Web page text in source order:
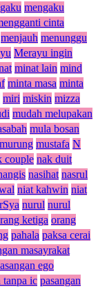
mengaku
cinta
menjauh menunggu
Merayu ingin
minat lain mind
minta masa minta
miri miskin mizza
mudah melupakan
mula bosan
murung mustafa N
couple nak duit
nasihat nasrul
niat kahwin niat
nurul nurul
ketiga orang
pahala paksa cerai
masayrakat
ego
tanpa ic pasangan